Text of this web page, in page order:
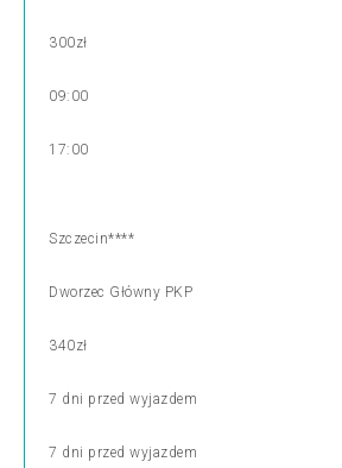
300zł
09:00
17:00
Szczecin****
Dworzec Główny PKP
340zł
7 dni przed wyjazdem
7 dni przed wyjazdem